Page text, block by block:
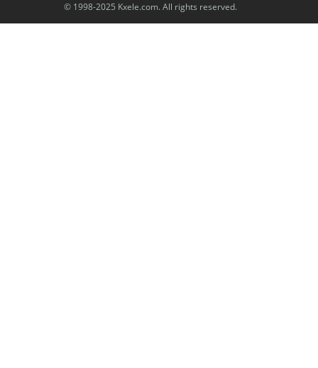
© 1998-2025 Kxele.com. All rights reserved.